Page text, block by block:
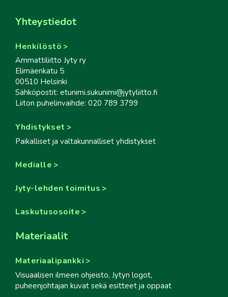
Yhteystiedot
Henkilöstö
Ammattiliitto Jyty ry
Elimäenkatu 5
00510 Helsinki
Sähköpostit: etunimi.sukunimi@jytyliitto.fi
Liiton puhelinvaihde: 020 789 3799
Yhdistykset
Paikalliset ja valtakunnalliset yhdistykset
Medialle
Jyty-lehden toimitus
Laskutusosoite
Materiaalit
Materiaalipankki
Visuaalisen ilmeen ohjeisto, Jytyn logot,
puheenjohtajan kuvat sekä esitteet ja oppaat